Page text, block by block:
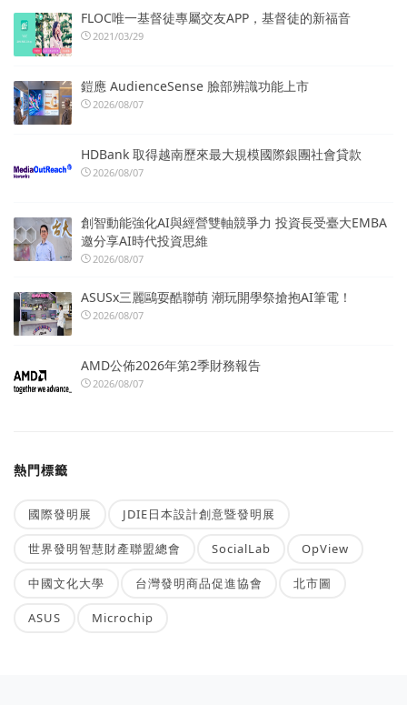
FLOC唯一基督徒專屬交友APP，基督徒的新福音
2021/03/29
鎧應 AudienceSense 臉部辨識功能上市
2026/08/07
HDBank 取得越南歷來最大規模國際銀團社會貸款
2026/08/07
創智動能強化AI與經營雙軸競爭力 投資長受臺大EMBA
邀分享AI時代投資思維
2026/08/07
ASUSx三麗鷗耍酷聯萌 潮玩開學祭搶抱AI筆電！
2026/08/07
AMD公佈2026年第2季財務報告
2026/08/07
熱門標籤
國際發明展 JDIE日本設計創意暨發明展
世界發明智慧財產聯盟總會 SocialLab OpView
中國文化大學 台灣發明商品促進協會 北市圖
ASUS Microchip